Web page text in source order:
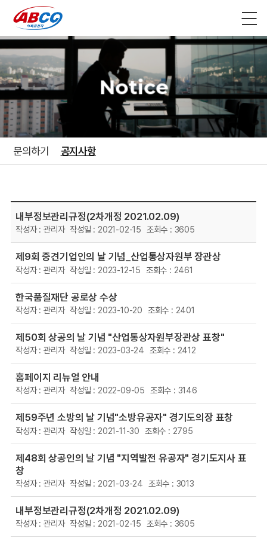
Notice
문의하기 공지사항
내부정보관리규정(2차개정 2021.02.09)
관리자 2021-02-15 3605
제9회 중견기업인의 날 기념_산업통상자원부 장관상
관리자 2023-12-15 2461
한국품질재단 공로상 수상
관리자 2023-10-20 2401
제50회 상공의 날 기념 "산업통상자원부장관상 표창"
관리자 2023-03-24 2412
홈페이지 리뉴얼 안내
관리자 2022-09-05 3146
제59주년 소방의 날 기념"소방유공자" 경기도의장 표창
관리자 2021-11-30 2795
제48회 상공인의 날 기념 "지역발전 유공자" 경기도지사 표
창
관리자 2021-03-24 3013
내부정보관리규정(2차개정 2021.02.09)
관리자 2021-02-15 3605